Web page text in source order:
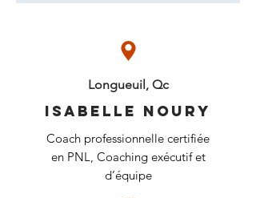
Longueuil, Qc
Isabelle noury
Coach professionnelle certifiée
en PNL, Coaching exécutif et
d’équipe